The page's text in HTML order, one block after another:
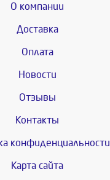
О компании
Доставка
Оплата
Новости
Отзывы
Контакты
конфиденциальности
Карта сайта